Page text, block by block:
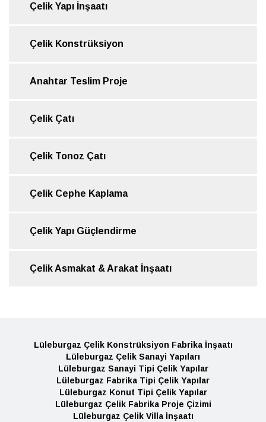
Çelik Yapı İnşaatı
Çelik Konstrüksiyon
Anahtar Teslim Proje
Çelik Çatı
Çelik Tonoz Çatı
Çelik Cephe Kaplama
Çelik Yapı Güçlendirme
Çelik Asmakat & Arakat İnşaatı
Lüleburgaz Çelik Konstrüksiyon Fabrika İnşaatı
Lüleburgaz Çelik Sanayi Yapıları
Lüleburgaz Sanayi Tipi Çelik Yapılar
Lüleburgaz Fabrika Tipi Çelik Yapılar
Lüleburgaz Konut Tipi Çelik Yapılar
Lüleburgaz Çelik Fabrika Proje Çizimi
Lüleburgaz Çelik Villa İnşaatı